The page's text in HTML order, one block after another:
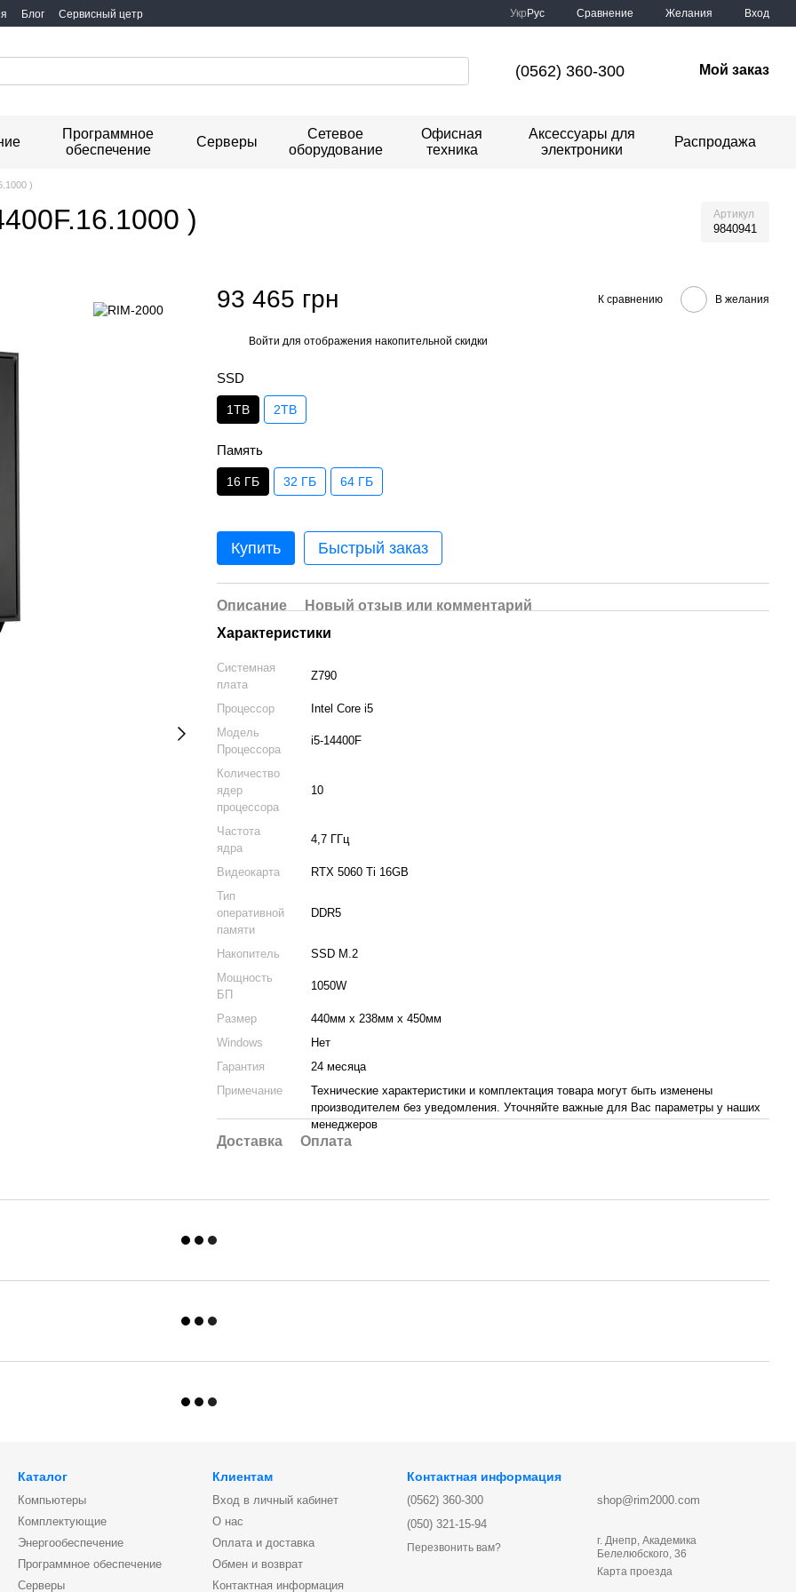
Блог Сервисный цетр Укр Рус Сравнение Желания Вход
(0562) 360-300 Мой заказ
Программное
обеспечение
Серверы
Сетевое
оборудование
Офисная
техника
Аксессуары для
электроники
Распродажа
)
) Артикул
9840941
93 465 грн К сравнению В желания
Войти для отображения накопительной скидки
SSD
1TB 2TB
Память
16 ГБ 32 ГБ 64 ГБ
Купить Быстрый заказ
Описание
Новый отзыв или комментарий
Характеристики
Системная
плата
Z790
Процессор
Intel Core i5
Модель
Процессора
i5-14400F
Количество
ядер
процессора
10
Частота
ядра
4,7 ГГц
Видеокарта
RTX 5060 Ti 16GB
Тип
оперативной
памяти
DDR5
Накопитель
SSD M.2
Мощность
БП
1050W
Размер
440мм x 238мм x 450мм
Windows
Нет
Гарантия
24 месяца
Примечание
Технические характеристики и комплектация товара могут быть изменены
производителем без уведомления. Уточняйте важные для Вас параметры у наших
менеджеров
Доставка Оплата
Каталог
Компьютеры
Комплектующие
Энергообеспечение
Программное обеспечение
Серверы
Клиентам
Вход в личный кабинет
О нас
Оплата и доставка
Обмен и возврат
Контактная информация
Контактная информация
(0562) 360-300
(050) 321-15-94
Перезвонить вам?
shop@rim2000.com
г. Днепр, Академика
Белелюбского, 36
Карта проезда